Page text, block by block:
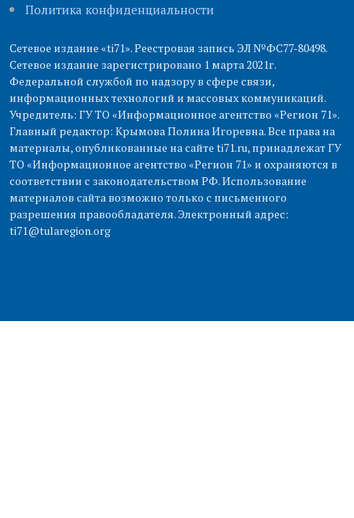
Политика конфиденциальности
Сетевое издание «ti71». Реестровая запись ЭЛ №ФС77-80498.
Сетевое издание зарегистрировано 1 марта 2021г.
Федеральной службой по надзору в сфере связи,
информационных технологий и массовых коммуникаций.
Учредитель: ГУ ТО «Информационное агентство «Регион 71».
Главный редактор: Крымова Полина Игоревна. Все права на
материалы, опубликованные на сайте ti71.ru, принадлежат ГУ
ТО «Информационное агентство «Регион 71» и охраняются в
соответствии с законодательством РФ. Использование
материалов сайта возможно только с письменного
разрешения правообладателя. Электронный адрес:
ti71@tularegion.org